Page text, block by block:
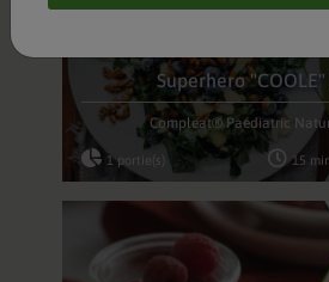
Superhero
Compleat® Paediatric
1 portie(s) 15 min